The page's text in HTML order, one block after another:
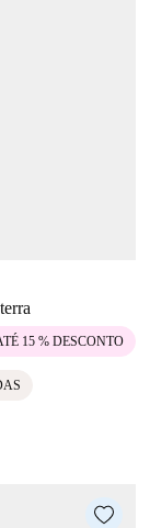
15 % DESCONTO